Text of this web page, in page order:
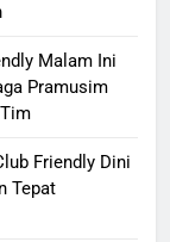
Malam Ini
Pramusim
Friendly Dini
Tepat